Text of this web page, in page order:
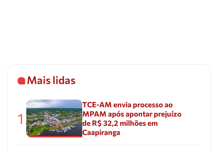
Mais lidas
1
TCE-AM envia processo ao
MPAM após apontar prejuízo
de R$ 32,2 milhões em
Caapiranga